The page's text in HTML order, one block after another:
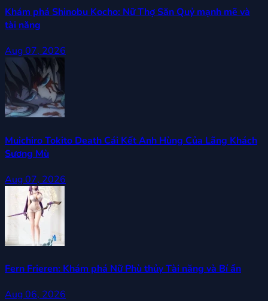
Khám phá Shinobu Kocho: Nữ Thợ Săn Quỷ mạnh mẽ và
tài năng
Aug 07, 2026
Muichiro Tokito Death Cái Kết Anh Hùng Của Lãng Khách
Sương Mù
Aug 07, 2026
Fern Frieren: Khám phá Nữ Phù thủy Tài năng và Bí ẩn
Aug 06, 2026